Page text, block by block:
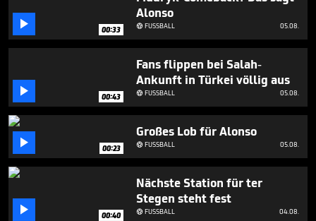
12
seconds
 00:33
Alonso
FUSSBALL 05.08.
 00:43
Fans flippen bei Salah-
Ankunft in Türkei völlig aus
FUSSBALL 05.08.
 00:23
Großes Lob für Alonso
FUSSBALL 05.08.
 00:40
Nächste Station für ter
Stegen steht fest
FUSSBALL 04.08.